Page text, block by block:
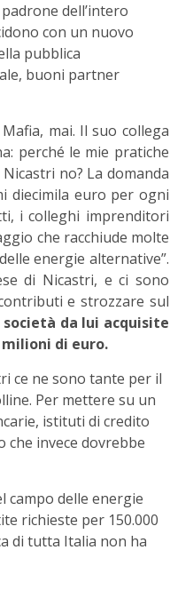
dell’intero
con un nuovo
pubblica
buoni partner
mai. Il suo collega
perché le mie pratiche
no? La domanda
diecimila euro per ogni
i colleghi imprenditori
che racchiude molte
energie alternative”.
di Nicastri, e ci sono
e strozzare sul
società da lui acquisite
di euro.
ce ne sono tante per il
Per mettere su un
istituti di credito
che invece dovrebbe
campo delle energie
richieste per 150.000
di tutta Italia non ha